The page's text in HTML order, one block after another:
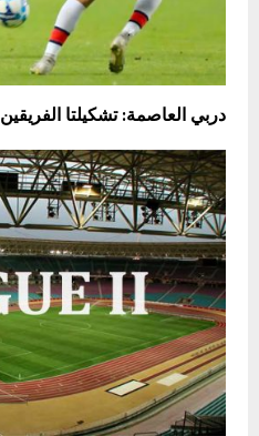
دربي العاصمة: تشكيلتا الفريقين